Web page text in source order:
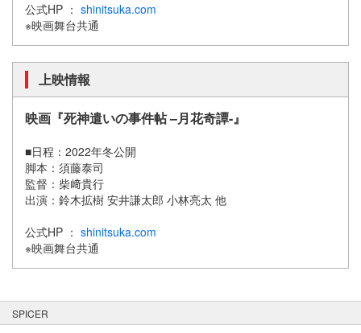
公式HP ： shinitsuka.com
※映画舞台共通
上映情報
映画『死神遣いの事件帖 –月花奇譚-』
■日程：2022年冬公開
脚本：須藤泰司
監督：柴﨑貴行
出演：鈴木拡樹 安井謙太郎 小林亮太 他
公式HP ： shinitsuka.com
※映画舞台共通
SPICER